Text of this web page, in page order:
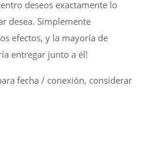
deseos exactamente lo
desea. Simplemente
efectos, y la mayoría de
entregar junto a él!
fecha / conexión, considerar